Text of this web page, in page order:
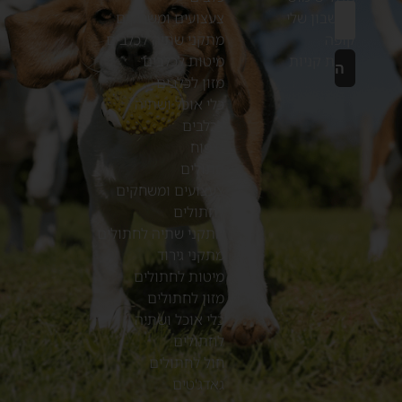
החשבון שלי
עגלת קניות
צעצועים ומשחקים
מתקני שתיה לכלבים
מיטות לכלבים
מזון לכלבים
כלי אוכל ושתיה
לכלבים
טיפוח
חתולים
צעצועים ומשחקים
לחתולים
מתקני שתיה לחתולים
מתקני גירוד
מיטות לחתולים
מזון לחתולים
כלי אוכל ושתיה
לחתולים
חול לחתולים
גאדג'טים